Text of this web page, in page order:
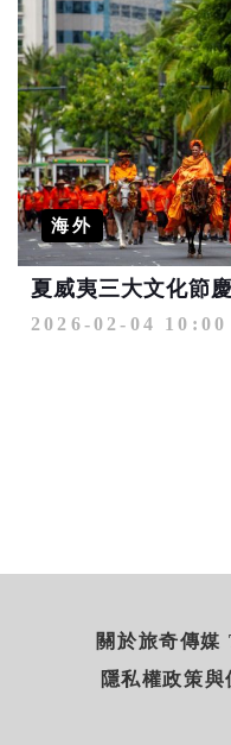
海外
2026-02-04 10:00
關於旅奇傳
隱私權政策與